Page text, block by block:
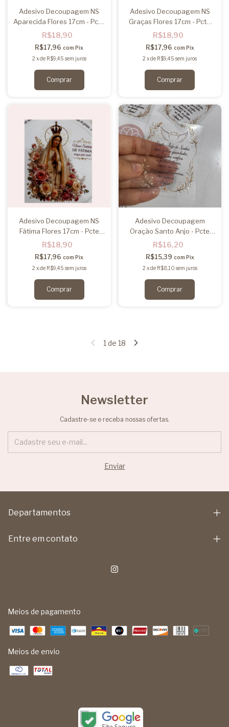
Adesivo Decoupagem NS
Aparecida Flores 17cm - Pcte
2un
R$18,90
R$17,96com Pix
2 xde R$9,45 sem juros
Adesivo Decoupagem NS
Graças Flores 17cm - Pcte
2un
R$18,90
R$17,96 com Pix
2 xde R$9,45 sem juros
Adesivo Decoupagem NS
Fátima Flores 17cm - Pcte
2un
R$18,90
R$17,96com Pix
2 xde R$9,45 sem juros
Adesivo Decoupagem
Oração Santo Anjo - Pcte
3un
R$16,20
R$15,39 com Pix
2 xde R$8,10 sem juros
1de 18
Newsletter
Cadastre-se e receba nossas ofertas.
Departamentos
Entre em contato
Meios de pagamento
Meios de envio